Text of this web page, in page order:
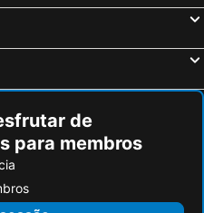
de
para membros